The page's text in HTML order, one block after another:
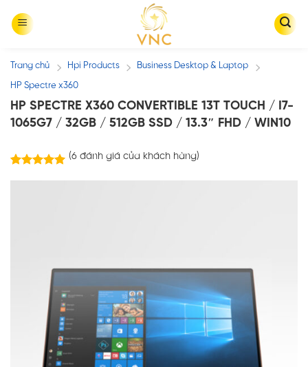
Trang chủ / Hpi Products / Business Desktop & Laptop /
HP Spectre x360
HP SPECTRE X360 CONVERTIBLE 13T TOUCH / I7-
1065G7 / 32GB / 512GB SSD / 13.3″ FHD / WIN10
(6đánh giá của khách hàng)